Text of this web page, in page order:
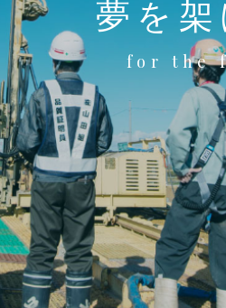
夢を架
for the